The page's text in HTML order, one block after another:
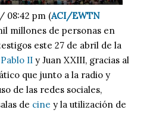
08:42 pm (ACI/EWTN
millones de personas en
este 27 de abril de la
II y Juan XXIII, gracias al
que junto a la radio y
de las redes sociales,
de cine y la utilización de